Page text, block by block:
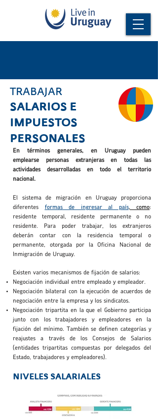
TRABAJAR
SALARIOS E
IMPUESTOS
PERSONALES
En términos generales, en Uruguay pueden
emplearse personas extranjeras en todas las
actividades desarrolladas en todo el territorio
nacional.
El sistema de migración en Uruguay proporciona
diferentes formas de ingresar al país, como:
residente temporal, residente permanente o no
residente. Para poder trabajar, los extranjeros
deberán contar con la residencia temporal o
permanente, otorgada por la Oficina Nacional de
Inmigración de Uruguay.
Existen varios mecanismos de fijación de salarios:
Negociación individual entre empleado y empleador.
Negociación bilateral con la ejecución de acuerdos de
negociación entre la empresa y los sindicatos.
Negociación tripartita en la que el Gobierno participa
junto con los trabajadores y empleadores en la
fijación del mínimo. También se definen categorías y
reajustes a través de los Consejos de Salarios
(entidades tripartitas compuestas por delegados del
Estado, trabajadores y empleadores).
NIVELES SALARIALES